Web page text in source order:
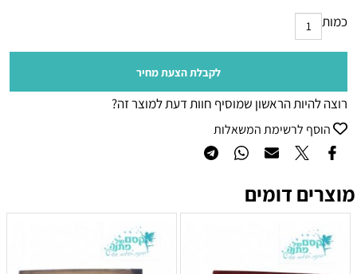
כמות
לקבלת הצעת מחיר
רוצה להיות הראשון שמוסיף חוות דעת למוצר זה?
הוסף לרשימת המשאלות
מוצרים דומים